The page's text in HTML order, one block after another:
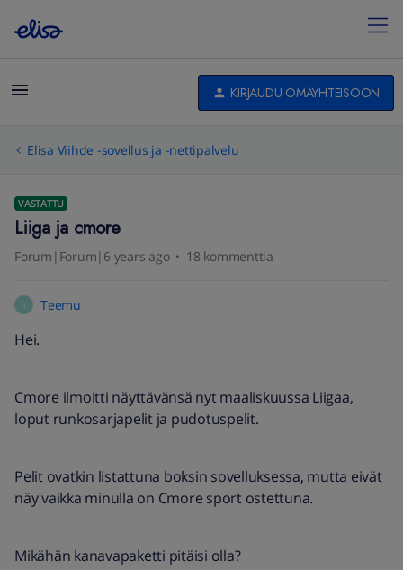
KIRJAUDU OMAYHTEISÖÖN
Elisa Viihde -sovellus ja -nettipalvelu
VASTATTU
Liiga ja cmore
Forum|Forum|6 years ago 18 kommenttia
T Teemu
Hei.
Cmore ilmoitti näyttävänsä nyt maaliskuussa Liigaa,
loput runkosarjapelit ja pudotuspelit.
Pelit ovatkin listattuna boksin sovelluksessa, mutta eivät
näy vaikka minulla on Cmore sport ostettuna.
Mikähän kanavapaketti pitäisi olla?